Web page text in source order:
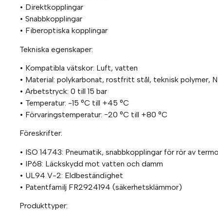
• Direktkopplingar
• Snabbkopplingar
• Fiberoptiska kopplingar
Tekniska egenskaper:
• Kompatibla vätskor: Luft, vatten
• Material: polykarbonat, rostfritt stål, teknisk polymer,
• Arbetstryck: 0 till 15 bar
• Temperatur: -15 °C till +45 °C
• Förvaringstemperatur: −20 °C till +80 °C
Föreskrifter:
• ISO 14743: Pneumatik, snabbkopplingar för rör av
• IP68: Läckskydd mot vatten och damm
• UL94 V-2: Eldbeständighet
• Patentfamilj FR2924194 (säkerhetsklämmor)
Produkttyper: